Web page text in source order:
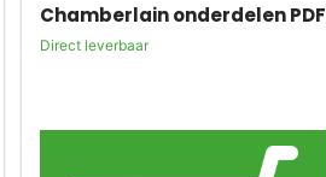
Chamberlain onderdelen PDF
Direct leverbaar